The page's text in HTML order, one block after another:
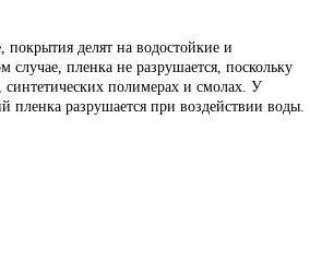
покрытия делят на водостойкие и
случае, пленка не разрушается, поскольку
синтетических полимерах и смолах. У
пленка разрушается при воздействии воды.